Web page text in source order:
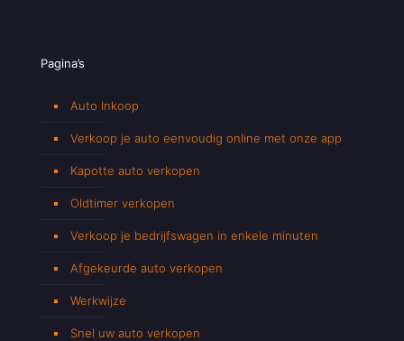
Pagina’s
Auto Inkoop
Verkoop je auto eenvoudig online met onze app
Kapotte auto verkopen
Oldtimer verkopen
Verkoop je bedrijfswagen in enkele minuten
Afgekeurde auto verkopen
Werkwijze
Snel uw auto verkopen